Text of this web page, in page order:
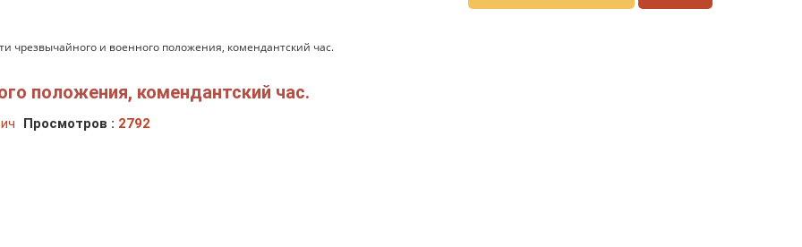
чрезвычайного и военного положения, комендантский час.
положения, комендантский час.
Просмотров : 2792